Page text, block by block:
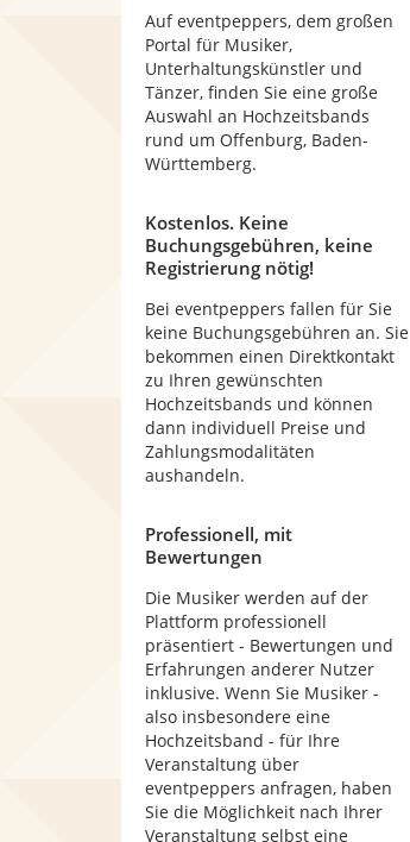
Auf eventpeppers, dem großen
Portal für Musiker,
Unterhaltungskünstler und
Tänzer, finden Sie eine große
Auswahl an Hochzeitsbands
rund um Offenburg, Baden-
Württemberg.
Kostenlos. Keine
Buchungsgebühren, keine
Registrierung nötig!
Bei eventpeppers fallen für Sie
keine Buchungsgebühren an. Sie
bekommen einen Direktkontakt
zu Ihren gewünschten
Hochzeitsbands und können
dann individuell Preise und
Zahlungsmodalitäten
aushandeln.
Professionell, mit
Bewertungen
Die Musiker werden auf der
Plattform professionell
präsentiert - Bewertungen und
Erfahrungen anderer Nutzer
inklusive. Wenn Sie Musiker -
also insbesondere eine
Hochzeitsband - für Ihre
Veranstaltung über
eventpeppers anfragen, haben
Sie die Möglichkeit nach Ihrer
Veranstaltung selbst eine